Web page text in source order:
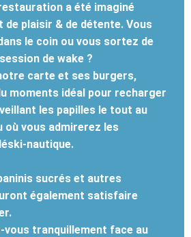
a été imaginé
de plaisir & de détente. Vous
le coin ou vous sortez de
de wake ?
carte et ses burgers,
moments idéal pour recharger
les papilles le tout au
où vous admirerez les
nautique.
sucrés et autres
également satisfaire
vous tranquillement face au